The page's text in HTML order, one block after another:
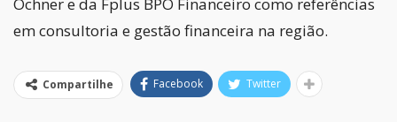
Ochner e da Fplus BPO Financeiro como referências
em consultoria e gestão financeira na região.
Compartilhe Facebook Twitter